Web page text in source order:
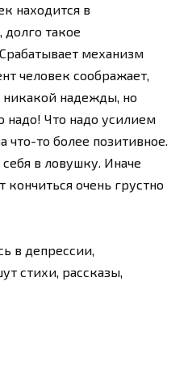
находится в
долго такое
механизм
человек соображает,
никакой надежды, но
надо! Что надо усилием
что-то более позитивное.
в ловушку. Иначе
очень грустно
в депрессии,
стихи, рассказы,